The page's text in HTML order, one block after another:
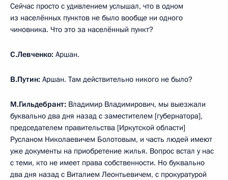
Сейчас просто с удивлением услышал, что в одном
из населённых пунктов не было вообще ни одного
чиновника. Что это за населённый пункт?
С.Левченко: Аршан.
В.Путин: Аршан. Там действительно никого не было?
М.Гильдебрант: Владимир Владимирович, мы выезжали
буквально два дня назад с заместителем [губернатора],
председателем правительства [Иркутской области]
Русланом Николаевичем Болотовым, и часть людей имеют
уже документы на приобретение жилья. Вопрос встал у нас
с теми, кто не имеет права собственности. Но буквально
два дня назад с Виталием Леонтьевичем, с прокуратурой